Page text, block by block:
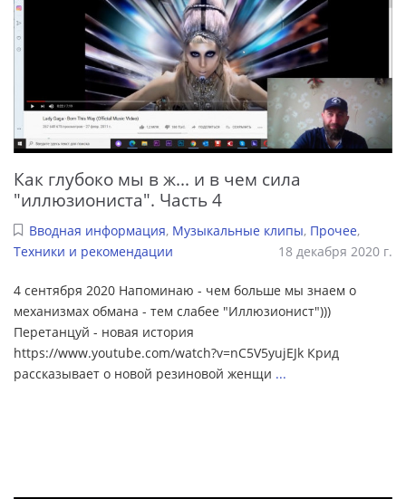
Как глубоко мы в ж... и в чем сила
"иллюзиониста". Часть 4
Вводная информация, Музыкальные клипы, Прочее,
Техники и рекомендации
18 декабря 2020 г.
4 сентября 2020 Напоминаю - чем больше мы знаем о
механизмах обмана - тем слабее "Иллюзионист")))
Перетанцуй - новая история
https://www.youtube.com/watch?v=nC5V5yujEJk Крид
рассказывает о новой резиновой женщи ...